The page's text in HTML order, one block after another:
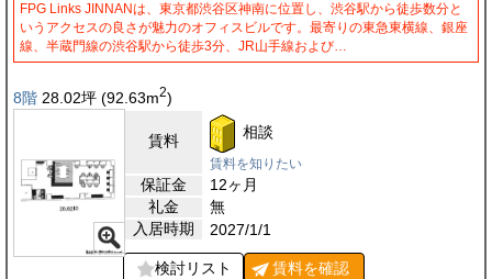
FPG Links JINNANは、東京都渋谷区神南に位置し、渋谷駅から徒歩数分と
いうアクセスの良さが魅力のオフィスビルです。最寄りの東急東横線、銀座
線、半蔵門線の渋谷駅から徒歩3分、JR山手線および…
8階 28.02坪 (92.63m2)
賃料 相談
賃料を知りたい
保証金
12ヶ月
礼金
無
入居時期
2027/1/1
検討リスト 賃料を確認